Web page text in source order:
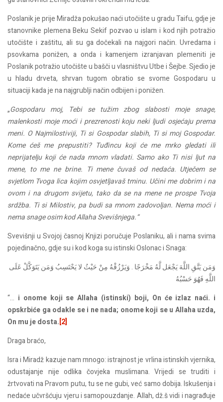
Poslanik je prije Miradža pokušao naći utočište u gradu Taifu, gdje je
stanovnike plemena Beku Sekif pozvao u islam i kod njih potražio
utočište i zaštitu, ali su ga dočekali na najgori način. Uvredama i
psovkama ponižen, a onda i kamenjem izranjavan plemeniti je
Poslanik potražio utočište u bašči u vlasništvu Utbe i Šejbe. Sjedio je
u hladu drveta, shrvan tugom obratio se svome Gospodaru u
situaciji kada je na najgrublji način odbijen i ponižen.
„Gospodaru moj, Tebi se tužim zbog slabosti moje snage,
malenkosti moje moći i prezrenosti koju neki ljudi osjećaju prema
meni. O Najmilostiviji, Ti si Gospodar slabih, Ti si moj Gospodar.
Kome ćeš me prepustiti? Tuđincu koji će me mrko gledati ili
neprijatelju koji će nada mnom vladati. Samo ako Ti nisi ljut na
mene, to me ne brine. Ti mene čuvaš od nedaća. Utječem se
svjetlom Tvoga lica kojim osvjetljavaš tminu. Učini me dobrim i na
ovom i na drugom svijetu, tako da se na mene ne prospe Tvoja
srdžba. Ti si Milostiv, pa budi sa mnom zadovoljan. Nema moći i
nema snage osim kod Allaha Svevišnjega.“
Svevišnji u Svojoj časnoj Knjizi poručuje Poslaniku, ali i nama svima
pojedinačno, gdje su i kod koga su istinski Oslonac i Snaga:
وَمَن يَتَّقِ اللَّهَ يَجْعَل لَّهُ مَخْرَجًا . وَيَرْزُقْهُ مِنْ حَيْثُ لا يَحْتَسِبُ وَمَن يَتَوَكَّلْ عَلَى
اللَّهِ فَهُوَ حَسْبُهُ
“… i onome koji se Allaha (istinski) boji, On će izlaz naći. i
opskrbiće ga odakle se i ne nada; onome koji se u Allaha uzda,
On mu je dosta.[2]
Draga braćo,
Isra i Miradž kazuje nam mnogo: istrajnost je vrlina istinskih vjernika,
odustajanje nije odlika čovjeka muslimana. Vrijedi se truditi i
žrtvovati na Pravom putu, tu se ne gubi, već samo dobija. Iskušenja i
nedaće učvršćuju vjeru i samopouzdanje. Allah, dž.š vidi i nagrađuje